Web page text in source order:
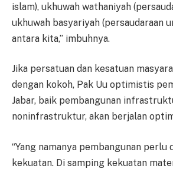
islam), ukhuwah wathaniyah
ukhuwah basyariyah (persaudaraan
antara kita,” imbuhnya.
Jika persatuan dan kesatuan
dengan kokoh, Pak Uu optimistis
Jabar, baik pembangunan
noninfrastruktur, akan berjalan
“Yang namanya pembangunan perlu
kekuatan. Di samping kekuatan